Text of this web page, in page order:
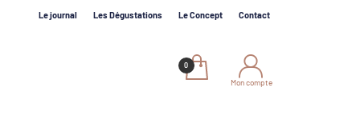
Le journal Les Dégustations Le Concept Contact
Mon compte